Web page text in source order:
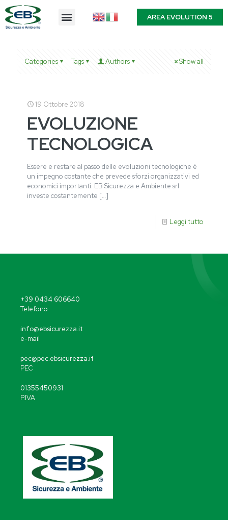
AREA EVOLUTION 5
Categories Tags Authors Show all
19 Ottobre 2018
EVOLUZIONE
TECNOLOGICA
Essere e restare al passo delle evoluzioni tecnologiche è
un impegno costante che prevede sforzi organizzativi ed
economici importanti. EB Sicurezza e Ambiente srl
investe costantemente […]
Leggi tutto
+39 0434 606640
Telefono
info@ebsicurezza.it
e-mail
pec@pec.ebsicurezza.it
PEC
01355450931
P.IVA